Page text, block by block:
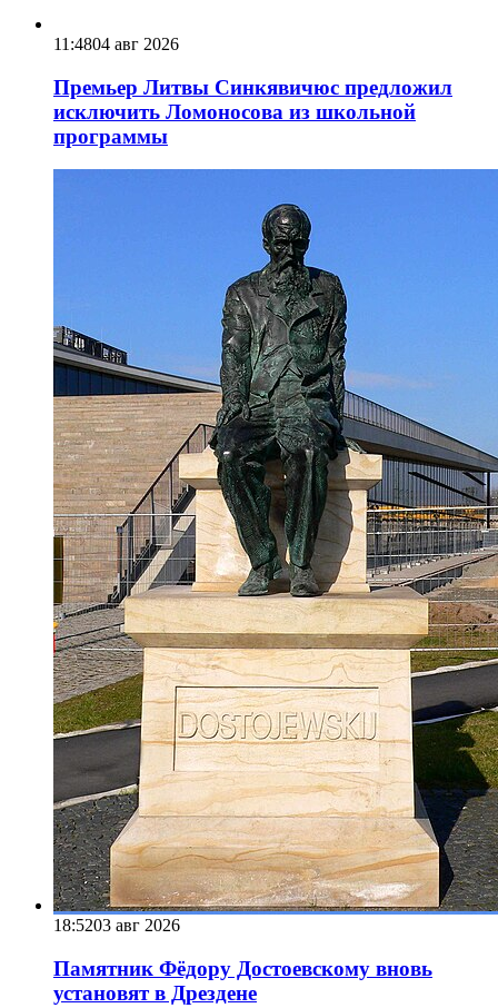
11:4804 авг 2026
Премьер Литвы Синкявичюс предложил
исключить Ломоносова из школьной
программы
18:5203 авг 2026
Памятник Фёдору Достоевскому вновь
установят в Дрездене